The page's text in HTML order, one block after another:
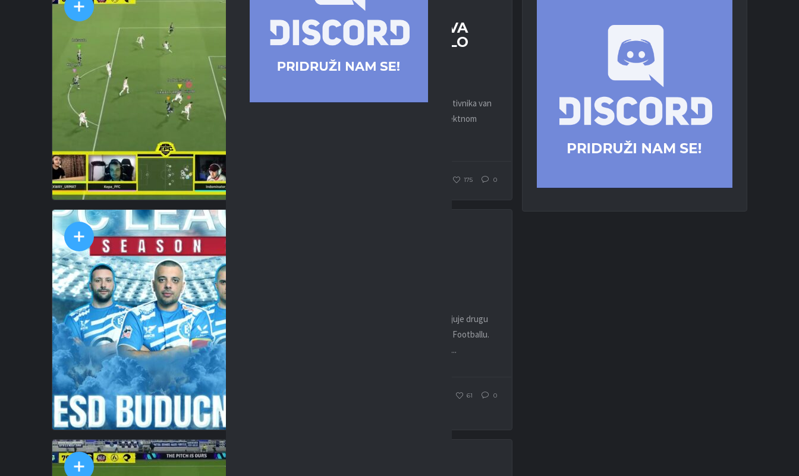
EFOOTBALL ESPORT
UTAKMICE BEZ GOLOVA
OBELEŽILE TREĆE KOLO
EPC LIGE
I dok su Zvezda i Maribor napunili mreže protivnika van
prenosa, sva tri meča koja smo gledali u direktnom
175 0
Kapiten ESD Budućnosti Bojan Tatar najavljuje drugu
sezonu regionalne EPC lige u modu 3v3 u e-Footballu.
Najveće takmičenje u regionu u modu 3v3 u...
61 0